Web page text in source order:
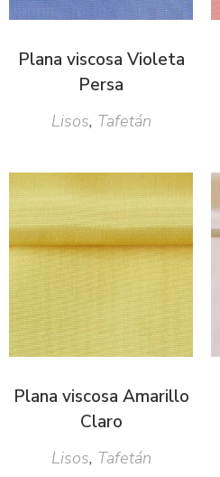
Plana viscosa Violeta
Persa
Lisos, Tafetán
Plana viscosa Amarillo
Claro
Lisos, Tafetán